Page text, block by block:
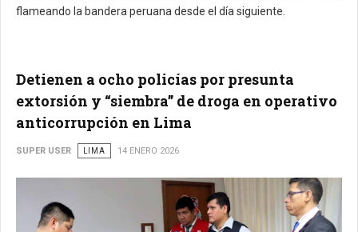
flameando la bandera peruana desde el día siguiente.
Detienen a ocho policías por presunta
extorsión y “siembra” de droga en operativo
anticorrupción en Lima
SUPER USER LIMA 14 ENERO 2026